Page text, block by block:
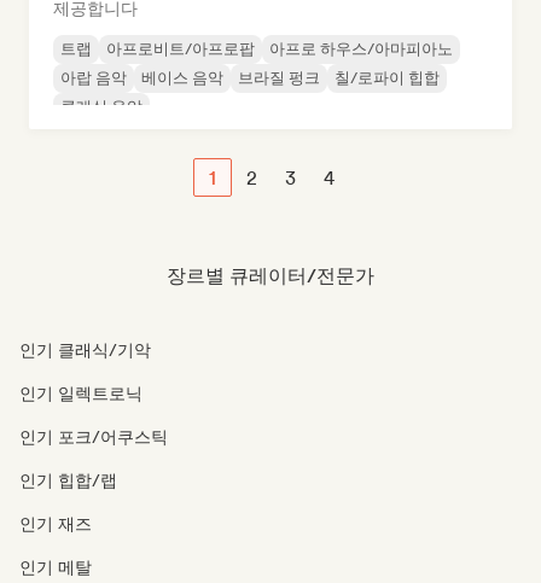
제공합니다
트랩 아프로비트/아프로팝
아프로 하우스/아마피아노
아랍 음악
베이스 음악 브라질 펑크
칠/로파이 힙합
클래식 음악
1 2 3 4
장르별 큐레이터/전문가
인기 클래식/기악
인기 일렉트로닉
인기 포크/어쿠스틱
인기 힙합/랩
인기 재즈
인기 메탈